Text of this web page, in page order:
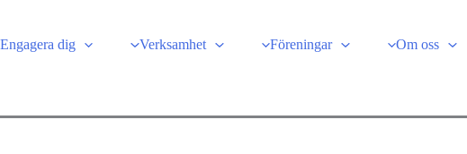
Engagera dig Verksamhet Föreningar
Om oss